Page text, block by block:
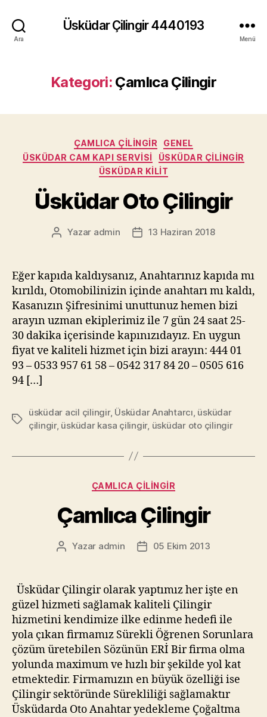
Ara
Üsküdar Çilingir 4440193
Menü
Kategori: Çamlıca Çilingir
Kategoriler
ÇAMLICA ÇILINGIR
GENEL
ÜSKÜDAR CAM KAPI SERVISI
ÜSKÜDAR ÇILINGIR
ÜSKÜDAR KILIT
Üsküdar Oto Çilingir
Yazının
Yazar admin
Yazı13 Haziran 2018
Eğer kapıda kaldıysanız, Anahtarınız kapıda mı
kırıldı, Otomobilinizin içinde anahtarı mı kaldı,
Kasanızın Şifresinimi unuttunuz hemen bizi
arayın uzman ekiplerimiz ile 7 gün 24 saat 25-
30 dakika içerisinde kapınızıdayız. En uygun
fiyat ve kaliteli hizmet için bizi arayın: 444 01
93 – 0533 957 61 58 – 0542 317 84 20 – 0505 616
94 […]
Etiketler
üsküdar acil çilingir, Üsküdar Anahtarcı üsküdar
çilingir, üsküdar kasa çilingir, üsküdar oto çilingir
Kategoriler
ÇAMLICA ÇILINGIR
Çamlıca Çilingir
Yazının
Yazar admin
Yazı05 Ekim 2013
Üsküdar Çilingir olarak yaptımız her işte en
güzel hizmeti sağlamak kaliteli Çilingir
hizmetini kendimize ilke edinme hedefi ile
yola çıkan firmamız Sürekli Öğrenen Sorunlara
çözüm üretebilen Sözünün ERİ Bir firma olma
yolunda maximum ve hızlı bir şekilde yol kat
etmektedir. Firmamızın en büyük özelliği ise
Çilingir sektöründe Sürekliliği sağlamaktır
Üsküdarda Oto Anahtar yedekleme Çoğaltma